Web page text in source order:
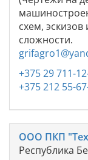
схем,
сложности.
+375 29 711-
+375 212 55-
ООО ПКП
Республика